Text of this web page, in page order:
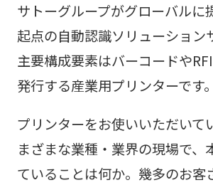
サトーグループがグローバルに
起点の自動認識ソリューション
主要構成要素はバーコードや
発行する産業用プリンターです。
プリンターをお使いいただいて
まざまな業種・業界の現場で、
ていることは何か。幾多のお客